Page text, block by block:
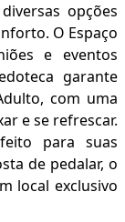
opções
O Espaço
e eventos
garante
com uma
e se refrescar.
para suas
de pedalar, o
local exclusivo